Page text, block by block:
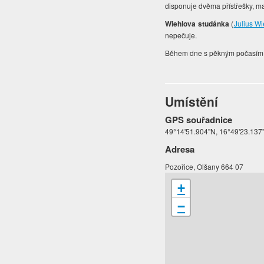
disponuje dvěma přístřešky,
Wiehlova studánka (Julius
nepečuje.
Během dne s pěkným
Umístění
GPS souřadnice
49°14'51.904"N,
Adresa
Pozořice, Olšany 664 07
+
−